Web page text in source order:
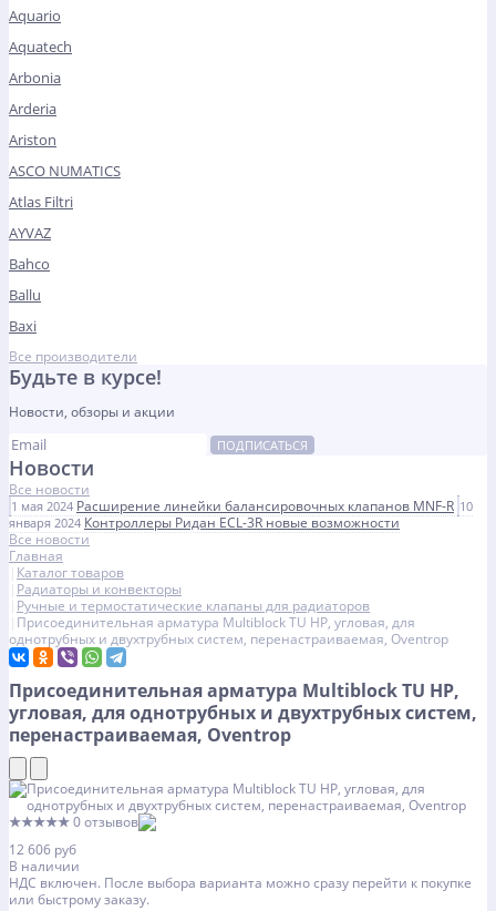
Aquario
Aquatech
Arbonia
Arderia
Ariston
ASCO NUMATICS
Atlas Filtri
AYVAZ
Bahco
Ballu
Baxi
Все производители
Будьте в курсе!
Новости, обзоры и акции
ПОДПИСАТЬСЯ
Новости
Все новости
1 мая 2024 Расширение линейки балансировочных клапанов MNF-R 10
января 2024 Контроллеры Ридан ECL-3R новые возможности
Все новости
Главная
Каталог товаров
Радиаторы и конвекторы
Ручные и термостатические клапаны для радиаторов
Присоединительная арматура Multiblock TU НР, угловая, для
однотрубных и двухтрубных систем, перенастраиваемая, Oventrop
Присоединительная арматура Multiblock TU НР,
угловая, для однотрубных и двухтрубных систем,
перенастраиваемая, Oventrop
★★★★★0 отзывов
12 606 руб
В наличии
НДС включен. После выбора варианта можно сразу перейти к покупке
или быстрому заказу.